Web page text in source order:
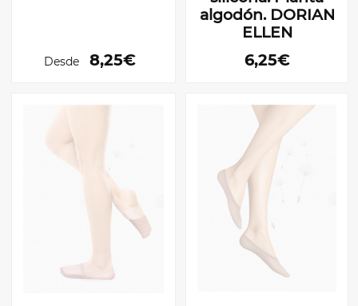
Desde 8,25€
algodón. DORIAN
ELLEN
6,25€